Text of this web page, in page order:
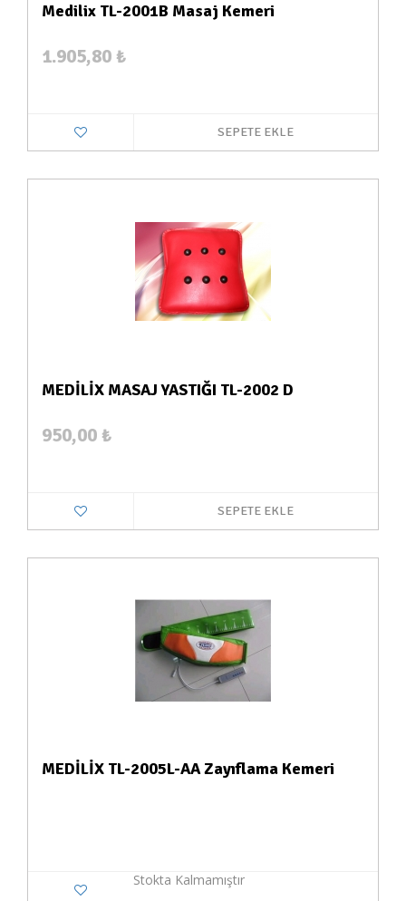
Medilix TL-2001B Masaj Kemeri
1.905,80 ₺
SEPETE EKLE
MEDİLİX MASAJ YASTIĞI TL-2002 D
950,00 ₺
SEPETE EKLE
MEDİLİX TL-2005L-AA Zayıflama Kemeri
Stokta Kalmamıştır